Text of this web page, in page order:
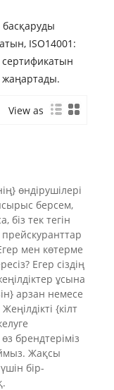
басқаруды
ISO14001:
сертификатын
жаңартады.
View as
өндірушілері
берсем,
тек тегін
мен көтерме
Егер сіздің
ұсына
арзан немесе
{кілт
брендтеріміз
Жақсы
бір-